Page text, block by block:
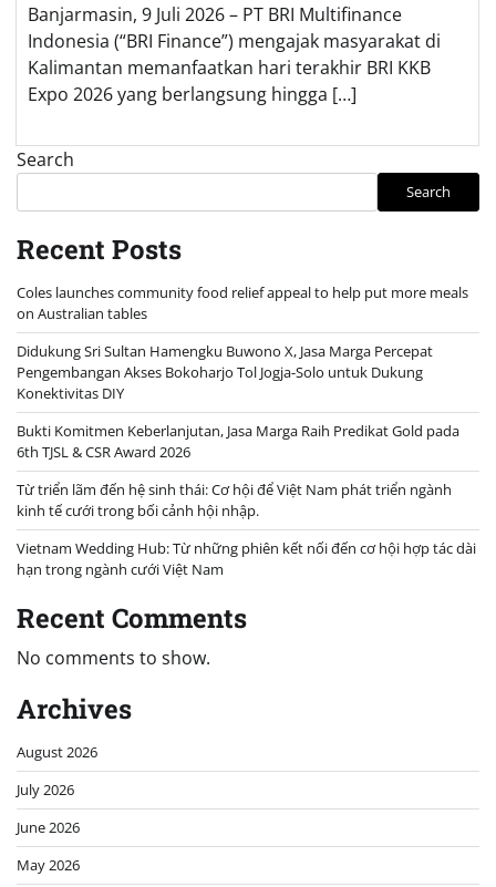
Banjarmasin, 9 Juli 2026 – PT BRI Multifinance
Indonesia (“BRI Finance”) mengajak masyarakat di
Kalimantan memanfaatkan hari terakhir BRI KKB
Expo 2026 yang berlangsung hingga […]
Search
Search
Recent Posts
Coles launches community food relief appeal to help put more meals
on Australian tables
Didukung Sri Sultan Hamengku Buwono X, Jasa Marga Percepat
Pengembangan Akses Bokoharjo Tol Jogja-Solo untuk Dukung
Konektivitas DIY
Bukti Komitmen Keberlanjutan, Jasa Marga Raih Predikat Gold pada
6th TJSL & CSR Award 2026
Từ triển lãm đến hệ sinh thái: Cơ hội để Việt Nam phát triển ngành
kinh tế cưới trong bối cảnh hội nhập.
Vietnam Wedding Hub: Từ những phiên kết nối đến cơ hội hợp tác dài
hạn trong ngành cưới Việt Nam
Recent Comments
No comments to show.
Archives
August 2026
July 2026
June 2026
May 2026